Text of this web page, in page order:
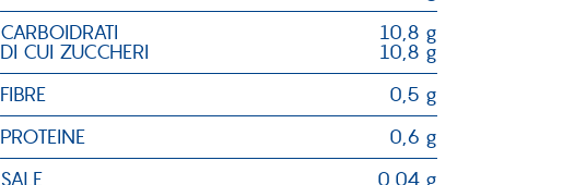
CARBOIDRATI
DI CUI ZUCCHERI
10,8 g
10,8 g
FIBRE
0,5 g
PROTEINE
0,6 g
SALE
0,04 g